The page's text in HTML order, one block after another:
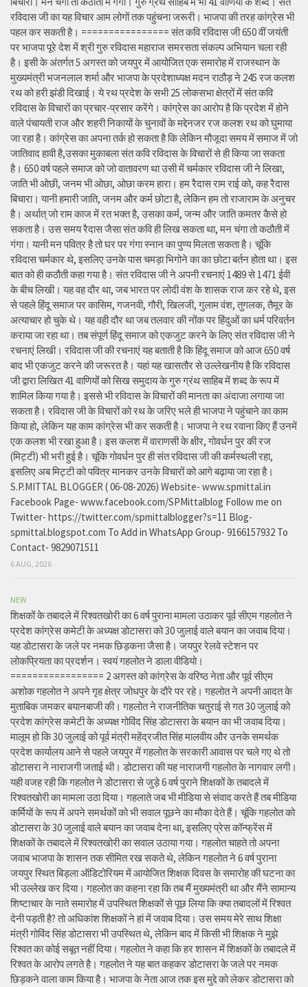
रविदास जी का यह विचार आम लोगों तक पहुंचना जरूरी। भाजपा की तरह कांग्रेस भी
पहल कर सकती है। ================ संत कवि रविदास जी 650 वीं जयंती
पर भाजपा पूरे देश में श्री गुरु रविदास महाराज समरसता संकल्प अभियान चला रही
है। इसी के अंतर्गत 5 अगस्त को जयपुर में आयोजित एक समारोह में राजस्थान के
मुख्यमंत्री भजनलाल शर्मा और भाजपा के प्रदेशाध्यक्ष मदन राठौड़ ने 245 रज कलश
रथ को हरी झंडी दिखाई। ये रथ प्रदेश के सभी 25 लोकसभा क्षेत्रों में संत कवि
रविदास के विचारों का प्रचार-प्रसार करेंगे। कांग्रेस का आरोप है कि प्रदेश में होने
वाले पंचायती राज और शहरी निकायों के चुनावों के मद्देनजर रज कलश रथ को घुमाया
जा रहा है। कांग्रेस का अपना तर्क हो सकता है कि लेकिन मौजूदा समय में समाज में जो
जातिवाद हावी है,उसका मुकाबला संत कवि रविदास के विचारों से ही किया जा सकता
है। 650 वर्ष पहले समाज को जो वातावरण था उसी में चर्मकार रविदास जी ने लिखा,
जाति भी ओछी, जनम भी ओछा, ओछा करम हारा। हम रैदास राम राई को, कह रैदास
बिचारा। यानी हमारी जाति, जनम और कर्म छोटा है, लेकिन हम तो राजाराम के अनुचर
है। अर्थात् जो राम काज में रत भक्त है, उसका कर्म, जन्म और जाति कमतर कैसे हो
सकता है। उस समय रैदास जैसा संत कवि ही लिख सकता था, मन चंगा तो कठौती में
गंगा। यानी मन पवित्र है तो घर पर गंगा स्नान का पुण्य मिलता सकता है। चूंकि
रविदास चर्मकार थे, इसलिए उनके पास चमड़ा भिगोने का का छोटा बर्तन होता था। इस
बात को ही कठौती कहा गया है। संत रविदास जी ने अपनी रचनाएं 1489 से 1471 ईवी
के बीच लिखी। यह वह दौर था, जब भारत पर लोदी वंश के शासक राज कर रहे थे, इस
से पहले हिंदू समाज पर कासिम, गजनवी, गौरी, खिलजी, गुलाम वंश, तुगलक, तैमूर के
अत्याचार हो चुके थे। यह वही दौर था जब तलवार की नोंक पर हिंदुओं का धर्म परिवर्तन
कराया जा रहा था। तब संपूर्ण हिंदू समाज को एकजुट करने के लिए संत रविदास जी ने
रचनाएं लिखी। रविदास जी की रचनाएं यह बताती है कि हिंदू समाज को आज 650 वर्ष
बाद भी एकजुट करने की जरूरत है। यहां यह खासतौर से उल्लेखनीय है कि रविदास
जी द्वारा लिखित 41 वाणियोंं को सिख समुदाय के गुरु ग्रंथ साहिब में शब्द के रूप में
शामिल किया गया है। इससे भी रविदास के विचारों की मानता का अंदाजा लगाया जा
सकता है। रविदास जी के विचारों को रथ के जरिए भले ही भाजपा ने पहुंचाने का काम
किया हो, लेकिन यह काम कांग्रेस भी कर सकती है। भाजपा ने रथ रवाना किए हैं उनमें
एक कलश भी रखा हुआ है। इस कलश में वाराणसी के क्षीर, गोवर्धन पुर की रज
(मिट्टी) भी भरी हुई है। चूंकि गोवर्धन पुर ही संत रविदास जी की कर्मस्थली रहा,
इसलिए अब मिट्टी को पवित्र मानकर उनके विचारों को आगे बढ़ाया जा रहा है।
S.P.MITTAL BLOGGER ( 06-08-2026) Website- www.spmittal.in
Facebook Page- www.facebook.com/SPMittalblog Follow me on
Twitter- https://twitter.com/spmittalblogger?s=11 Blog-
spmittal.blogspot.com To Add in WhatsApp Group- 9166157932 To
Contact- 9829071511
6 AUG, 2026
NEW
शिक्षकों के तबादले में रिश्वतखोरी का 6 वर्ष पुराना मामला उठाकर पूर्व सीएम गहलोत ने
प्रदेश कांग्रेस कमेटी के अध्यक्ष डोटासरा को 30 जुलाई वाले बयान का जवाब दिया।
यह डोटासरा के जले पर नमक छिड़कना जैसा है। जयपुर रेलवे स्टेशन पर
लोकप्रियता का प्रदर्शन। स्वयं गहलोत ने डाला वीडियो।
================= 2 अगस्त को कांग्रेस के वरिष्ठ नेता और पूर्व सीएम
अशोक गहलोत ने अपने गृह क्षेत्र जोधपुर के दौरे पर रहे। गहलोत ने अपनी आदत के
मुताबिक जमकर बयानबाजी की। गहलोत ने राजनीतिक चतुराई से गत 30 जुलाई को
प्रदेश कांग्रेस कमेटी के अध्यक्ष गोविंद सिंह डोटासरा के बयान का भी जवाब दिया।
मालूम हो कि 30 जुलाई को पूर्व मंत्री महेंद्रजीत सिंह मालवीय और उनके समर्थक
प्रदेश कार्यालय आने से पहले जयपुर में गहलोत के सरकारी आवास पर चले गए थे तो
डोटासरा ने नाराजगी जताई थी। डोटासरा की यह नाराजगी गहलोत के नागवार लगी।
यही वजह रही कि गहलोत ने डोटासरा से जुड़े 6 वर्ष पुराने शिक्षकों के तबादले में
रिश्वतखोरी का मामला उठा दिया। गहलाते जब भी मीडिया से संवाद करते हैं तब मीडिया
कर्मियों के रूप में अपने समर्थकों को भी सवाल पूछने का मौका देते हैं। चूंकि गहलोत को
डोटासरा के 30 जुलाई वाले बयान का जवाब देना था, इसलिए प्रेस कॉन्फ्रेंस में
शिक्षकों के तबादले में रिश्वतखोरी का सवाल उठाया गया। गहलोत चाहते तो अपना
जवाब भाजपा के शासन तक सीमित रख सकते थे, लेकिन गहलोत ने 6 वर्ष पुराना
जयपुर स्थित बिड़ला ऑडिटोरियम में आयोजित शिक्षक दिवस के समारोह की घटना का
भी उल्लेख कर दिया। गहलोत का कहना रहा कि तब मैं मुख्यमंत्री था और मैंने सामान्य
शिष्टाचार के नाते समारोह में उपस्थित शिक्षकों से पूछ लिया कि क्या तबादलों में रिश्वत
देनी पड़ती है? तो अधिकांश शिक्षकों ने हां में जवाब दिया। उस समय मेरे साथ शिक्षा
मंत्री गोविंद सिंह डोटासरा भी उपस्थित थे, लेकिन बाद में किसी भी शिक्षक ने मुझे
रिश्वत का कोई सबूत नहीं दिया। गहलोत ने कहा कि हर शासन में शिक्षकों के तबादले में
रिश्वत के आरोप लगते है। गहलोत ने यह बात कहकर डोटासरा के जले पर नमक
छिड़कने वाला काम किया है। भाजपा के नेता आज तक इस मुद्दे को लेकर डोटासरा को